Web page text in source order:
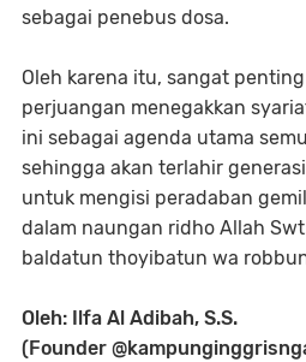
sebagai penebus dosa.
Oleh karena itu, sangat
perjuangan menegakkan
ini sebagai agenda utama
sehingga akan terlahir
untuk mengisi peradaban
dalam naungan ridho Allah
baldatun thoyibatun wa
Oleh: Ilfa Al Adibah, S.S.
(Founder